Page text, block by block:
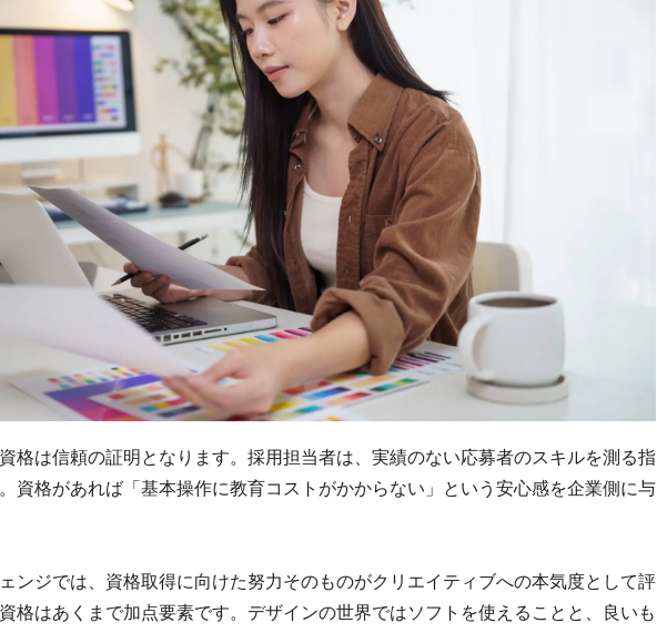
格は信頼の証明となります。採用担当者は、実績のない応募者のスキルを測る指
資格があれば「基本操作に教育コストがかからない」という安心感を企業側に与
ンジでは、資格取得に向けた努力そのものがクリエイティブへの本気度として評
格はあくまで加点要素です。デザインの世界ではソフトを使えることと、良いも